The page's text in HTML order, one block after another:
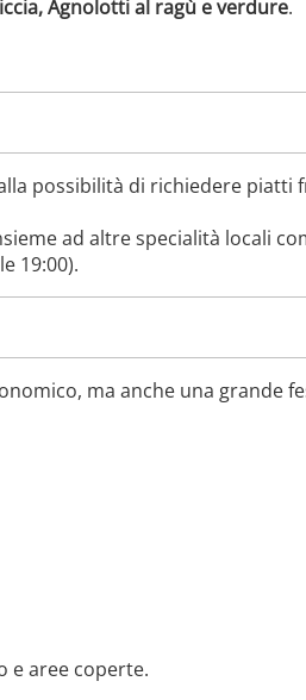
Agnolotti al ragù e verdure.
possibilità di richiedere piatti
ad altre specialità locali
19:00).
ma anche una grande
e aree coperte.